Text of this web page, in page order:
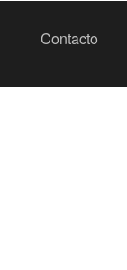
PeuContacto